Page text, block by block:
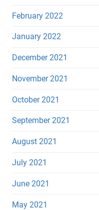
February 2022
January 2022
December 2021
November 2021
October 2021
September 2021
August 2021
July 2021
June 2021
May 2021